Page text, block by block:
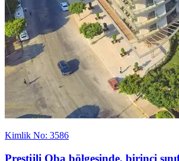
Kimlik No: 3586
Prestijli Oba bölgesinde, birinci